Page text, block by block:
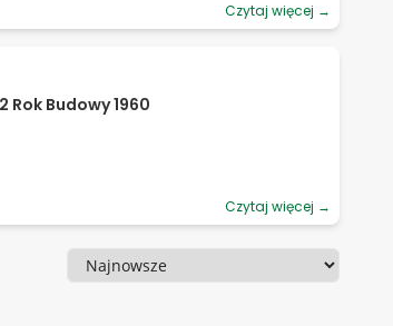
Czytaj więcej →
Rok Budowy 1960
Czytaj więcej →
Sortowanie